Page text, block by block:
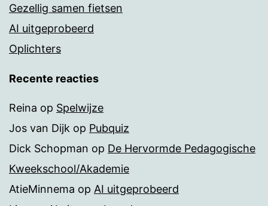
Gezellig samen fietsen
AI uitgeprobeerd
Oplichters
Recente reacties
Reina op Spelwijze
Jos van Dijk op Pubquiz
Dick Schopman op De Hervormde Pedagogische
Kweekschool/Akademie
AtieMinnema op AI uitgeprobeerd